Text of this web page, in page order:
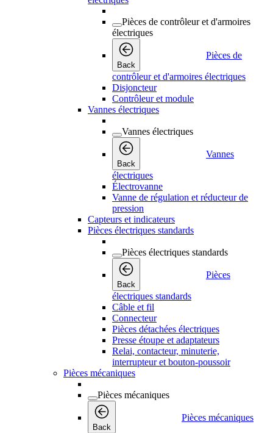
Pièces de contrôleur et d'armoires
électriques
Back
Pièces de
contrôleur et d'armoires électriques
Disjoncteur
Contrôleur et module
Vannes électriques
Vannes électriques
Back
Vannes
électriques
Électrovanne
Vanne de régulation et réducteur de
pression
Capteurs et indicateurs
Pièces électriques standards
Pièces électriques standards
Back
Pièces
électriques standards
Câble et fil
Connecteur
Pièces détachées électriques
Presse étoupe et adaptateurs
Relai, contacteur, minuterie,
interrupteur et bouton-poussoir
Pièces mécaniques
Pièces mécaniques
Back
Pièces mécaniques